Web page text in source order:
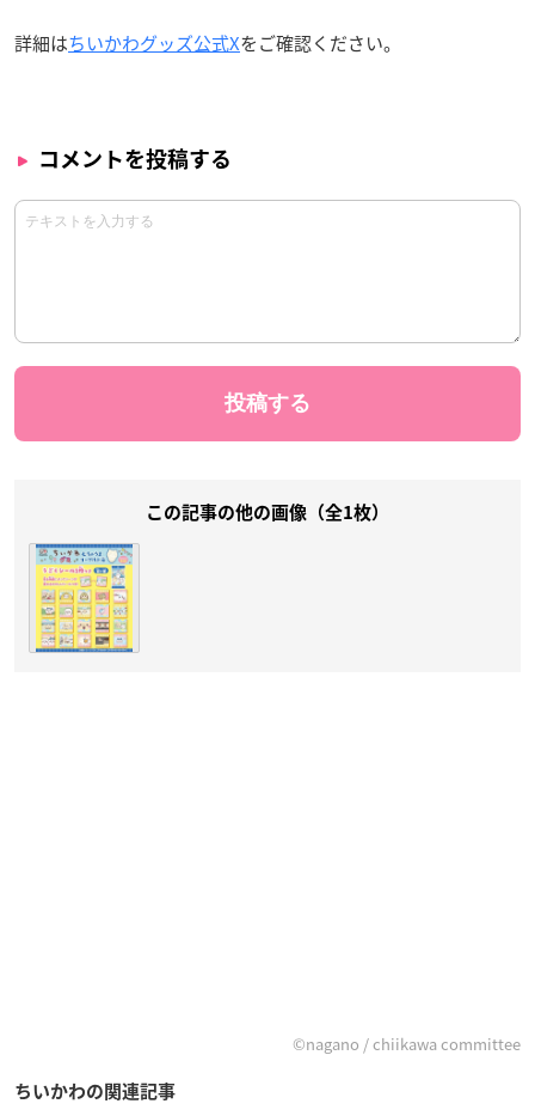
詳細はちいかわグッズ公式Xをご確認ください。
コメントを投稿する
この記事の他の画像（全1枚）
©nagano / chiikawa committee
ちいかわの関連記事